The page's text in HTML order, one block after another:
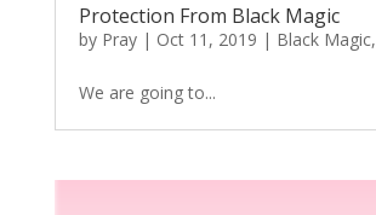
Protection From Black Magic
by Pray| Oct 11, 2019 | Black Magic,
We are going to...